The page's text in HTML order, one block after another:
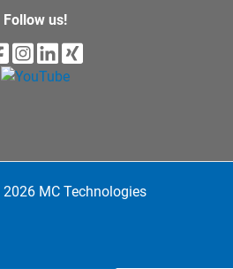
Follow us!
MC Technologies